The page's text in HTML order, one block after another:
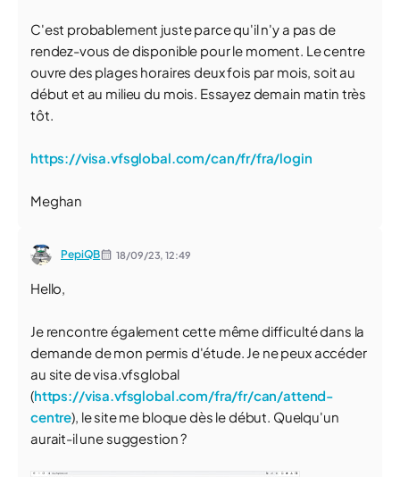
C'est probablement juste parce qu'il n'y a pas de
rendez-vous de disponible pour le moment. Le centre
ouvre des plages horaires deux fois par mois, soit au
début et au milieu du mois. Essayez demain matin très
tôt.
https://visa.vfsglobal.com/can/fr/fra/login
Meghan
PepiQB 18/09/23,12:49
Hello,
Je rencontre également cette même difficulté dans la
demande de mon permis d'étude. Je ne peux accéder
au site de visa.vfsglobal
(https://visa.vfsglobal.com/fra/fr/can/attend-
centre), le site me bloque dès le début. Quelqu'un
aurait-il une suggestion ?